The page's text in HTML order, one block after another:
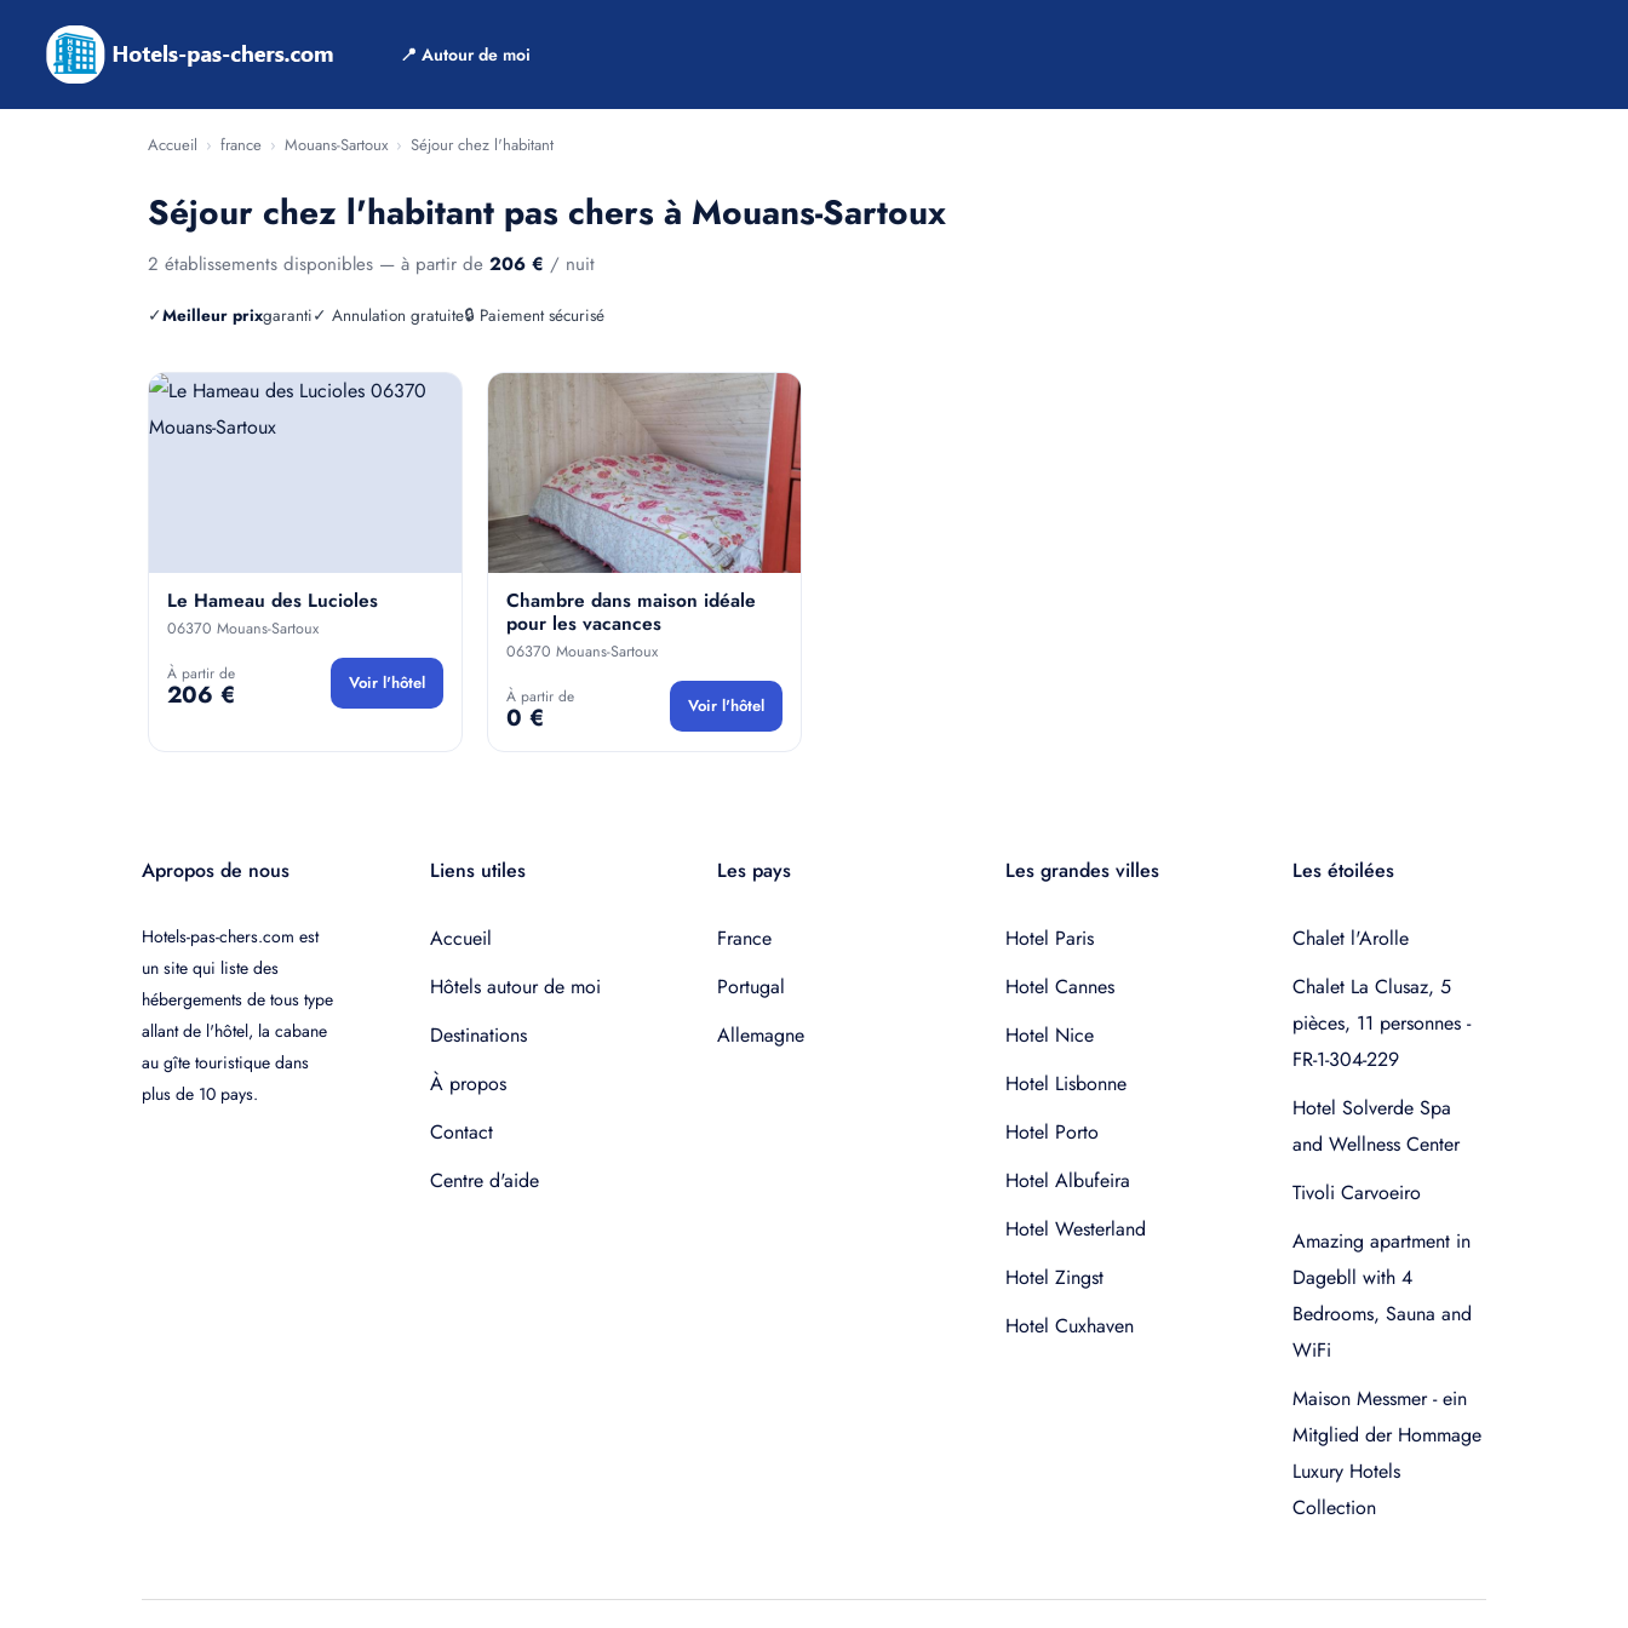
📍 Autour de moi
Accueil › france › Mouans-Sartoux › Séjour chez l'habitant
Séjour chez l'habitant pas chers à Mouans-Sartoux
2 établissements disponibles — à partir de 206 € / nuit
✓Meilleur prixgaranti✓ Annulation gratuite🔒 Paiement sécurisé
Le Hameau des Lucioles
06370 Mouans-Sartoux
À partir de
206 € Voir l'hôtel
Chambre dans maison idéale
pour les vacances
06370 Mouans-Sartoux
À partir de
0 € Voir l'hôtel
Apropos de nous
Hotels-pas-chers.com est
un site qui liste des
hébergements de tous type
allant de l'hôtel, la cabane
au gîte touristique dans
plus de 10 pays.
Liens utiles
Accueil
Hôtels autour de moi
Destinations
À propos
Contact
Centre d'aide
Les pays
France
Portugal
Allemagne
Les grandes villes
Hotel Paris
Hotel Cannes
Hotel Nice
Hotel Lisbonne
Hotel Porto
Hotel Albufeira
Hotel Westerland
Hotel Zingst
Hotel Cuxhaven
Les étoilées
Chalet l'Arolle
Chalet La Clusaz, 5
pièces, 11 personnes -
FR-1-304-229
Hotel Solverde Spa
and Wellness Center
Tivoli Carvoeiro
Amazing apartment in
Dagebll with 4
Bedrooms, Sauna and
WiFi
Maison Messmer - ein
Mitglied der Hommage
Luxury Hotels
Collection